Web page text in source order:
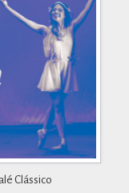
Clássico